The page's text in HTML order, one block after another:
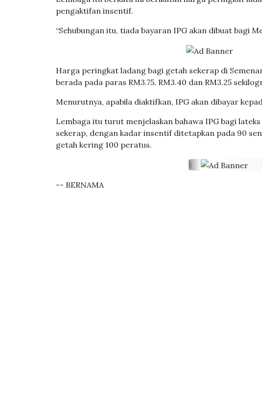
pengaktifan insentif.
“Sehubungan itu, tiada bayaran IPG akan dibuat bagi
Harga peringkat ladang bagi getah sekerap di
berada pada paras RM3.75, RM3.40 dan RM3.25
Menurutnya, apabila diaktifkan, IPG akan dibayar
Lembaga itu turut menjelaskan bahawa IPG bagi
sekerap, dengan kadar insentif ditetapkan pada 90
getah kering 100 peratus.
-- BERNAMA